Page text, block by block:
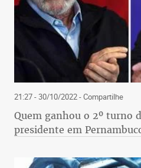
21:27 - 30/10/2022- Compartilhe
Quem ganhou o 2º turno
presidente em